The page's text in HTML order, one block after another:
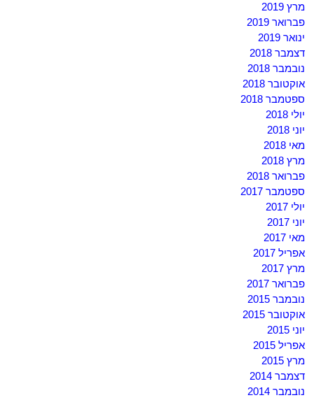
מרץ 2019
פברואר 2019
ינואר 2019
דצמבר 2018
נובמבר 2018
אוקטובר 2018
ספטמבר 2018
יולי 2018
יוני 2018
מאי 2018
מרץ 2018
פברואר 2018
ספטמבר 2017
יולי 2017
יוני 2017
מאי 2017
אפריל 2017
מרץ 2017
פברואר 2017
נובמבר 2015
אוקטובר 2015
יוני 2015
אפריל 2015
מרץ 2015
דצמבר 2014
נובמבר 2014